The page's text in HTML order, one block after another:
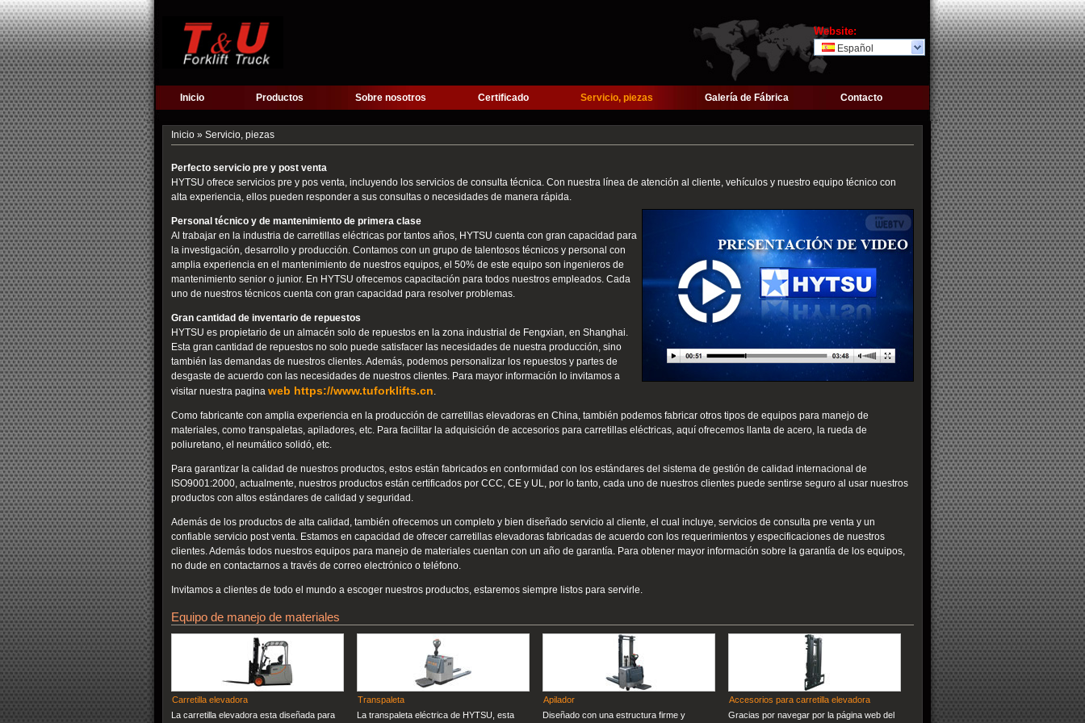
Website:
Español
Inicio Productos Sobre nosotros Certificado Servicio, piezas Galería de Fábrica Contacto
Inicio » Servicio, piezas
Perfecto servicio pre y post venta
HYTSU ofrece servicios pre y pos venta, incluyendo los servicios de consulta técnica. Con nuestra línea de atención al cliente, vehículos y nuestro equipo técnico con
alta experiencia, ellos pueden responder a sus consultas o necesidades de manera rápida.
Personal técnico y de mantenimiento de primera clase
Al trabajar en la industria de carretillas eléctricas por tantos años, HYTSU cuenta con gran capacidad para
la investigación, desarrollo y producción. Contamos con un grupo de talentosos técnicos y personal con
amplia experiencia en el mantenimiento de nuestros equipos, el 50% de este equipo son ingenieros de
mantenimiento senior o junior. En HYTSU ofrecemos capacitación para todos nuestros empleados. Cada
uno de nuestros técnicos cuenta con gran capacidad para resolver problemas.
Gran cantidad de inventario de repuestos
HYTSU es propietario de un almacén solo de repuestos en la zona industrial de Fengxian, en Shanghai.
Esta gran cantidad de repuestos no solo puede satisfacer las necesidades de nuestra producción, sino
también las demandas de nuestros clientes. Además, podemos personalizar los repuestos y partes de
desgaste de acuerdo con las necesidades de nuestros clientes. Para mayor información lo invitamos a
visitar nuestra pagina web https://www.tuforklifts.cn.
Como fabricante con amplia experiencia en la producción de carretillas elevadoras en China, también podemos fabricar otros tipos de equipos para manejo de
materiales, como transpaletas, apiladores, etc. Para facilitar la adquisición de accesorios para carretillas eléctricas, aquí ofrecemos llanta de acero, la rueda de
poliuretano, el neumático solidó, etc.
Para garantizar la calidad de nuestros productos, estos están fabricados en conformidad con los estándares del sistema de gestión de calidad internacional de
ISO9001:2000, actualmente, nuestros productos están certificados por CCC, CE y UL, por lo tanto, cada uno de nuestros clientes puede sentirse seguro al usar nuestros
productos con altos estándares de calidad y seguridad.
Además de los productos de alta calidad, también ofrecemos un completo y bien diseñado servicio al cliente, el cual incluye, servicios de consulta pre venta y un
confiable servicio post venta. Estamos en capacidad de ofrecer carretillas elevadoras fabricadas de acuerdo con los requerimientos y especificaciones de nuestros
clientes. Además todos nuestros equipos para manejo de materiales cuentan con un año de garantía. Para obtener mayor información sobre la garantía de los equipos,
no dude en contactarnos a través de correo electrónico o teléfono.
Invitamos a clientes de todo el mundo a escoger nuestros productos, estaremos siempre listos para servirle.
Equipo de manejo de materiales
Carretilla elevadora
La carretilla elevadora esta diseñada para
Transpaleta
La transpaleta eléctrica de HYTSU, esta
Apilador
Diseñado con una estructura firme y
Accesorios para carretilla elevadora
Gracias por navegar por la página web del